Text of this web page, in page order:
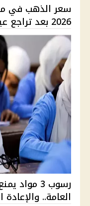
2026 بعد تراجع عيار 21 أمس
رسوب 3
العامة..